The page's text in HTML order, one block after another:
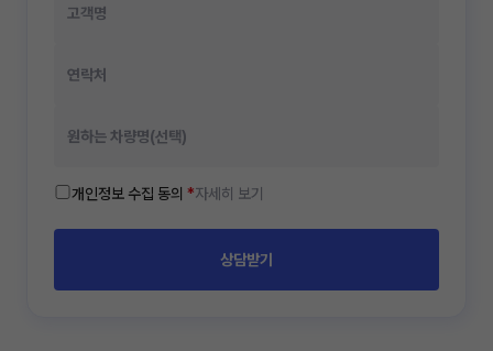
개인정보 수집 동의 *자세히 보기
상담받기